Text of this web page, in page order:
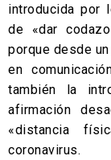
introducida por
de «dar
porque desde
en
también la
afirmación
«distancia
coronavirus.